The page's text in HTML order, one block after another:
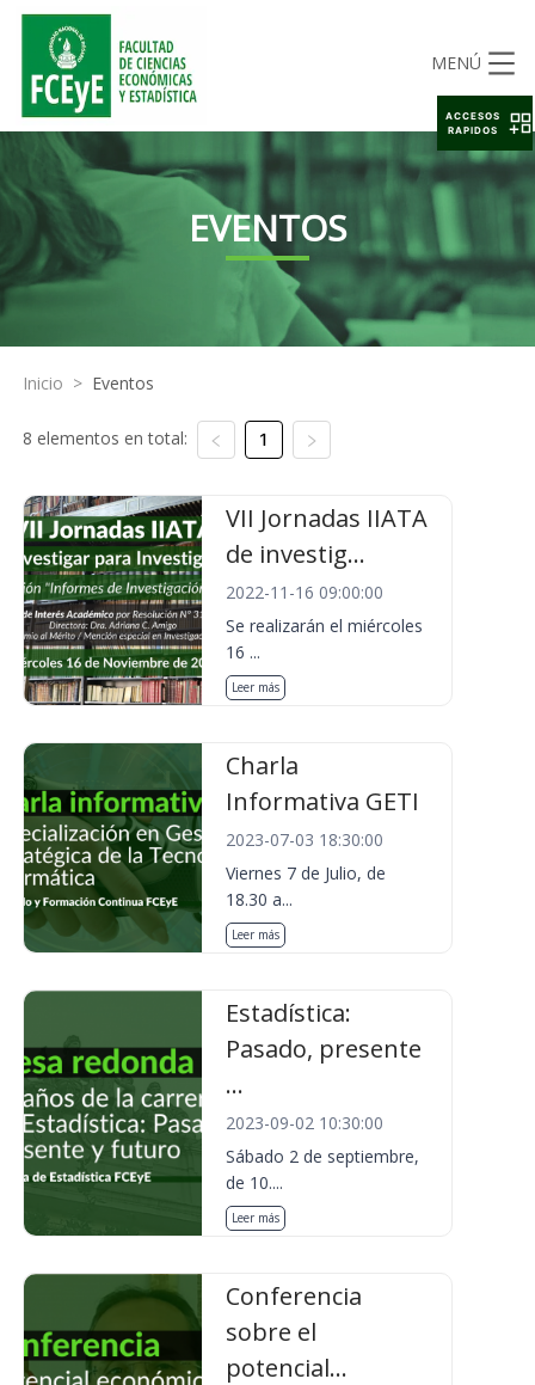
MENÚ
EVENTOS
Inicio > Eventos
8 elementos en total: 1
VII Jornadas IIATA
de investig...
2022-11-16 09:00:00
Se realizarán el miércoles
16 ...
Leer más
Charla
Informativa GETI
2023-07-03 18:30:00
Viernes 7 de Julio, de
18.30 a...
Leer más
Estadística:
Pasado, presente
...
2023-09-02 10:30:00
Sábado 2 de septiembre,
de 10....
Leer más
Conferencia
sobre el
potencial...
ACCESOS
RAPIDOS